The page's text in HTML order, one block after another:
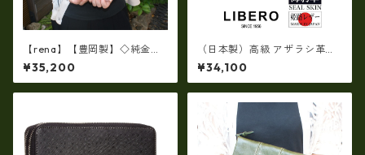
【rena】【豊岡製】◇純金箔
革製品・限定生産☆スペイン
牛革（仔牛革）手絞り＆オイ
ルレザー長財布 rj－0071【国
¥35,200
（日本製）高級 アザラシ革
（シールスキン）× 姫路レザー
ラウンドファスナー長財布 ロ
ングウォレット ir-1400
¥34,100